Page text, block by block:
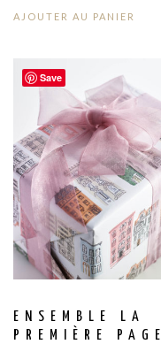
AJOUTER AU PANIER
Save
ENSEMBLE LA
PREMIÈRE PAGE